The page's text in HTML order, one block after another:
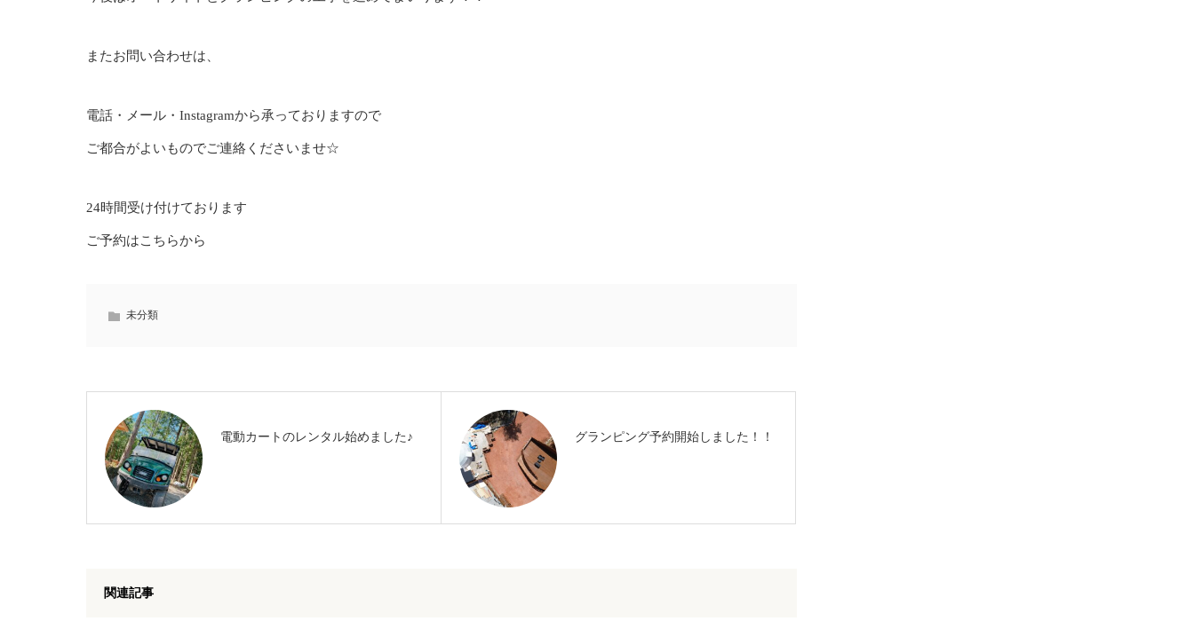
またお問い合わせは、
電話・メール・Instagramから承っておりますので
ご都合がよいものでご連絡くださいませ☆
24時間受け付けております
ご予約はこちらから
未分類
電動カートのレンタル始めました♪ グランピング予約開始しました！！
関連記事